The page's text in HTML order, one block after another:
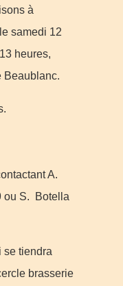
à
samedi 12
heures,
Beaublanc.
A.
ou S. Botella
se tiendra
brasserie